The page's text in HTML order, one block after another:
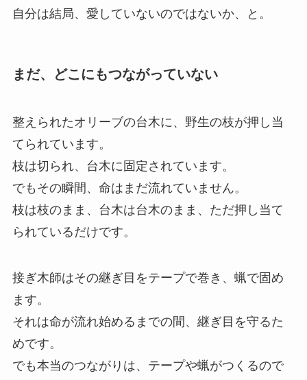
自分は結局、愛していないのではないか、と。
まだ、どこにもつながっていない
整えられたオリーブの台木に、野生の枝が押し当
てられています。
枝は切られ、台木に固定されています。
でもその瞬間、命はまだ流れていません。
枝は枝のまま、台木は台木のまま、ただ押し当て
られているだけです。
接ぎ木師はその継ぎ目をテープで巻き、蝋で固め
ます。
それは命が流れ始めるまでの間、継ぎ目を守るた
めです。
でも本当のつながりは、テープや蝋がつくるので